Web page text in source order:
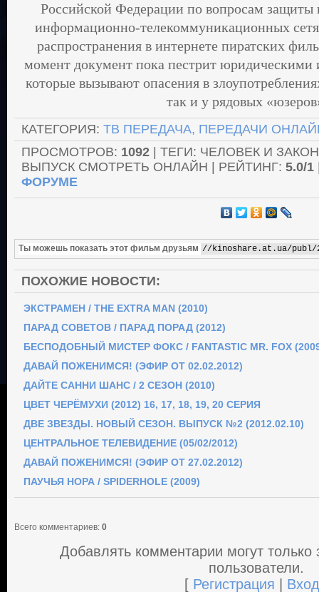
Российской Федерации по вопросам защиты
информационно-телекоммуникационных
распространения в интернете пиратских
момент документ пока пестрит юридическими
которые вызывают опасения в
так и у рядовых
КАТЕГОРИЯ: ТВ ПЕРЕДАЧА, ПЕРЕДАЧИ
ПРОСМОТРОВ: 1092 | ТЕГИ: ЧЕЛОВЕК И
ВЫПУСК СМОТРЕТЬ ОНЛАЙН | РЕЙТИНГ: 5.0/1
ФОРУМЕ
Ты можешь показать этот фильм друзьям
ПОХОЖИЕ НОВОСТИ:
ЭКСТРАМЕН / THE EXTRA MAN (2010)
ПАРАД СОВЕТОВ / ПАРАД ПОРАД (2012)
БЕСПОДОБНЫЙ МИСТЕР ФОКС / FANTASTIC MR. FOX
ДАВАЙ ПОЖЕНИМСЯ! (ЭФИР ОТ 02.02.2012)
ДАЙТЕ САННИ ШАНС / 2 СЕЗОН (2010)
ЦВЕТ ЧЕРЁМУХИ (2012) 16, 17, 18, 19, 20 СЕРИЯ
ДВЕ ЗВЕЗДЫ. НОВЫЙ СЕЗОН. ВЫПУСК №2 (2012.02.10)
ЦЕНТРАЛЬНОЕ ТЕЛЕВИДЕНИЕ (05/02/2012)
ДАВАЙ ПОЖЕНИМСЯ! (ЭФИР ОТ 27.02.2012)
ПАУЧЬЯ НОРА / SPIDERHOLE (2009)
Всего комментариев: 0
Добавлять комментарии могут только
пользователи.
[ Регистрация Вход